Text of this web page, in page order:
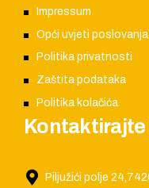
Impressum
Opći uvjeti poslovanja
Politika privatnosti
Zaštita podataka
Politika kolačića
Kontaktirajte
Piljužići polje